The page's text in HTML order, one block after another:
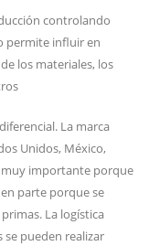
controlando
permite influir en
los materiales, los
La marca
Unidos, México,
muy importante porque
parte porque se
La logística
se pueden realizar